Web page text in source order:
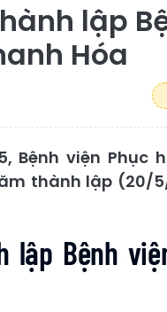
lập
Hóa
Bệnh viện Phục
thành lập (20/
lập Bệnh